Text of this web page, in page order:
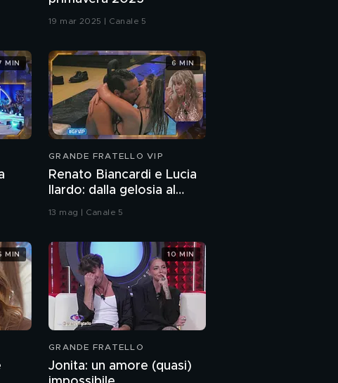
19 mar 2025 | Canale 5
MIN
GRANDE FRATELLO VIP
Renato Biancardi e Lucia
Ilardo: dalla gelosia al
13 mag | Canale 5
6 MIN
MIN
GRANDE FRATELLO
Jonita: un amore (quasi)
10 MIN